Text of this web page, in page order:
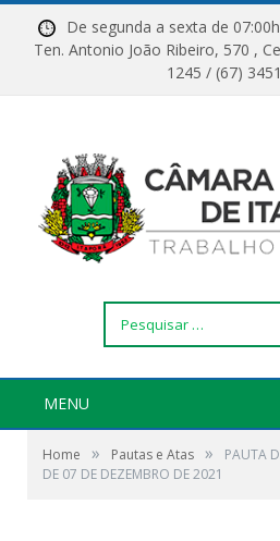
De segunda a sexta de
Ten. Antonio João Ribeiro,
1245 / (67)
por:
MENU
Home » Pautas e Atas »
PAUTA
DE 07 DE DEZEMBRO DE 2021